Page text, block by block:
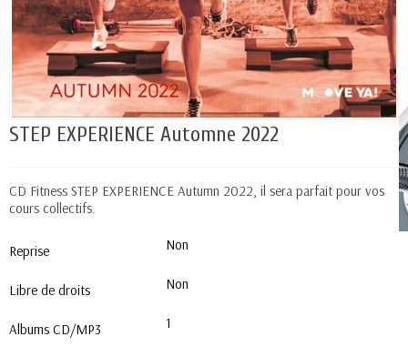
STEP EXPERIENCE Automne 2022
CD Fitness STEP EXPERIENCE Autumn 2022, il sera parfait pour vos
cours collectifs.
Reprise Non
Libre de droits Non
Albums CD/MP3 1